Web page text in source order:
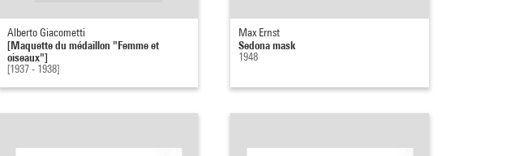
Alberto Giacometti
[Maquette du médaillon "Femme et
oiseaux"]
[1937 - 1938]
Max Ernst
Sedona mask
1948